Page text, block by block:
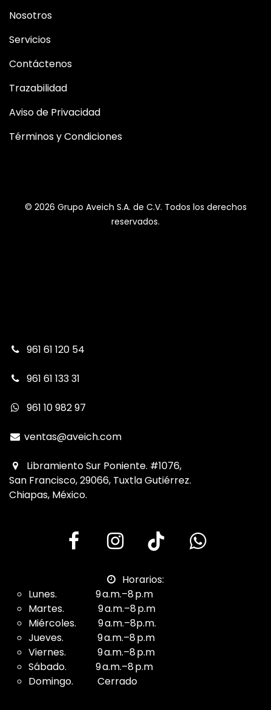
Nosotros
Servicios
Contáctenos
Trazabilidad
Aviso de Privacidad
Términos y Condiciones
© 2026 Grupo Aveich S.A. de C.V. Todos los derechos
reservados.
961 61 120 54
961 61 133 31
961 10 982 97
ventas@aveich.com
Libramiento Sur Poniente. #1076,
San Francisco, 29066, Tuxtla Gutiérrez.
Chiapas, México.
Horarios:
Lunes. 9 a.m.–8 p.m
Martes. 9 a.m.–8 p.m
Miércoles. 9 a.m.–8p.m.
Jueves. 9 a.m.–8 p.m
Viernes. 9 a.m.–8 p.m
Sábado. 9 a.m.–8 p.m
Domingo. Cerrado